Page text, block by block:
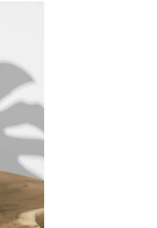
plusieurs
variations.
Les
options
peuvent
être
choisies
la